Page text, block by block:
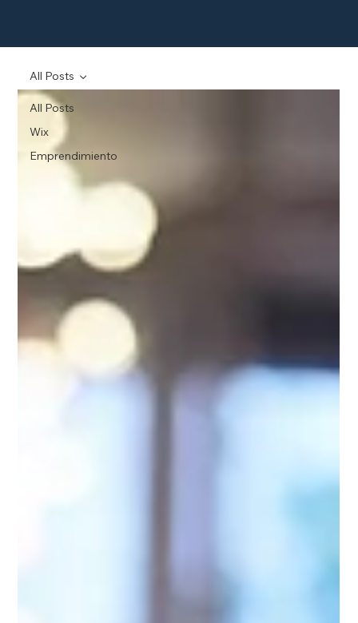
All Posts
Wix
Emprendimiento
All Posts